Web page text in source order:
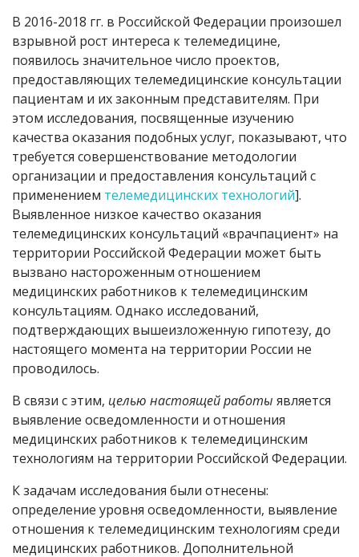
В 2016-2018 гг. в Российской Федерации произошел
взрывной рост интереса к телемедицине,
появилось значительное число проектов,
предоставляющих телемедицинские консультации
пациентам и их законным представителям. При
этом исследования, посвященные изучению
качества оказания подобных услуг, показывают, что
требуется совершенствование методологии
организации и предоставления консультаций с
применением телемедицинских технологий].
Выявленное низкое качество оказания
телемедицинских консультаций «врачпациент» на
территории Российской Федерации может быть
вызвано настороженным отношением
медицинских работников к телемедицинским
консультациям. Однако исследований,
подтверждающих вышеизложенную гипотезу, до
настоящего момента на территории России не
проводилось.
В связи с этим, целью настоящей работы является
выявление осведомленности и отношения
медицинских работников к телемедицинским
технологиям на территории Российской Федерации.
К задачам исследования были отнесены:
определение уровня осведомленности, выявление
отношения к телемедицинским технологиям среди
медицинских работников. Дополнительной